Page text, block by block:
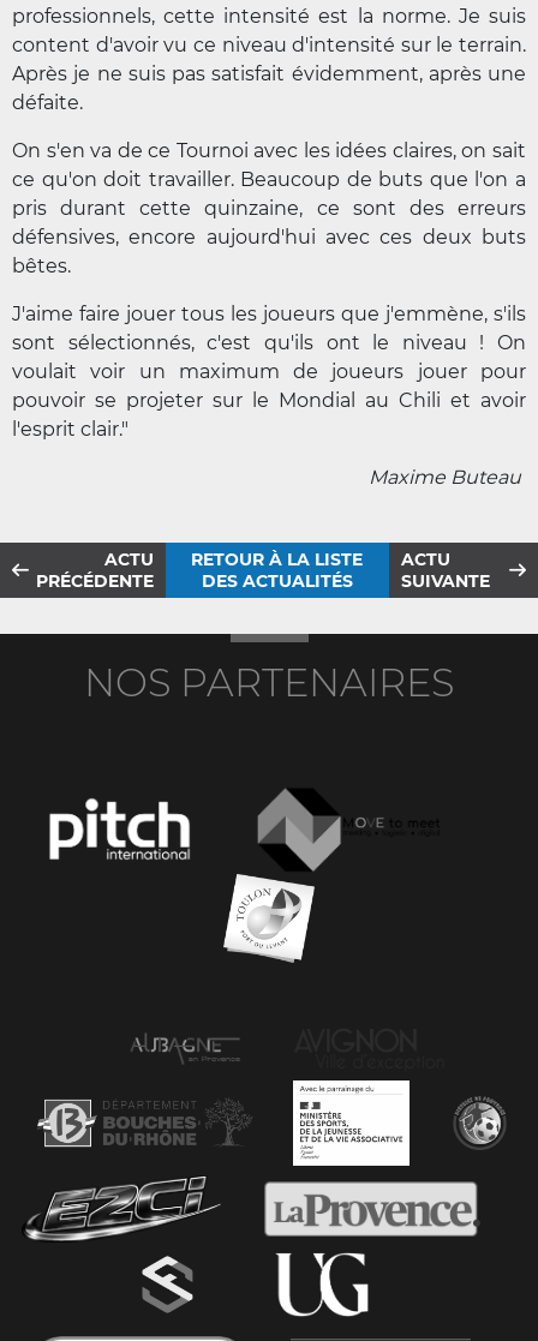
professionnels, cette intensité est la norme. Je suis
content d'avoir vu ce niveau d'intensité sur le terrain.
Après je ne suis pas satisfait évidemment, après une
défaite.
On s'en va de ce Tournoi avec les idées claires, on sait
ce qu'on doit travailler. Beaucoup de buts que l'on a
pris durant cette quinzaine, ce sont des erreurs
défensives, encore aujourd'hui avec ces deux buts
bêtes.
J'aime faire jouer tous les joueurs que j'emmène, s'ils
sont sélectionnés, c'est qu'ils ont le niveau ! On
voulait voir un maximum de joueurs jouer pour
pouvoir se projeter sur le Mondial au Chili et avoir
l'esprit clair."
Maxime Buteau
ACTU
PRÉCÉDENTE
RETOUR À LA LISTE
DES ACTUALITÉS
ACTU
SUIVANTE
NOS PARTENAIRES